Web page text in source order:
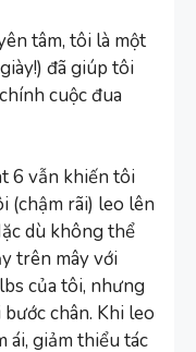
tâm, tôi là một
đã giúp tôi
cuộc đua
6 vẫn khiến tôi
(chậm rãi) leo lên
dù không thể
trên mây với
của tôi, nhưng
chân. Khi leo
ái, giảm thiểu tác